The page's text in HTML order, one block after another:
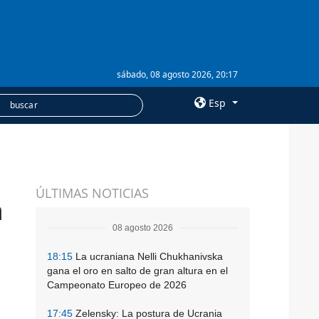
sábado, 08 agosto 2026, 20:17
Esp
Suscripción
ÚLTIMAS NOTICIAS
08 agosto 2026
18:15 La ucraniana Nelli Chukhanivska
gana el oro en salto de gran altura en el
Campeonato Europeo de 2026
17:45 Zelensky: La postura de Ucrania